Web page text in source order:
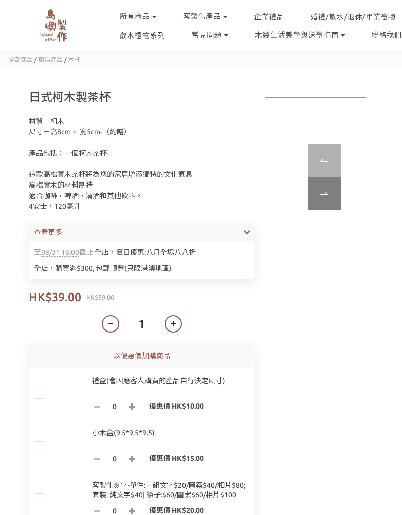
所有商品 客製化產品 企業禮品 婚禮/散水/退休/畢業禮物
散水禮物系列 常見問題 木製生活美學與送禮指南 聯絡我們
全部商品 / 廚房產品 / 木杯
日式柯木製茶杯
材質－柯木
尺寸－高8cm、 寬5cm-（約略）
產品包括：一個柯木茶杯
​這款高檔實木茶杯將為您的家居增添獨特的文化氣息
高檔實木的材料制造
適合咖啡，啤酒，清酒和其他飲料。
4安士，120毫升
至08/31 16:00截止全店，夏日優惠:八月全場八八折
全店，購買滿$300, 包郵順豐(只限港澳地區)
查看更多
HK$59.00
HK$39.00
以優惠價加購商品
禮盒(會因應客人購買的產品自行決定尺寸)
優惠價 HK$10.00
小木盒(9.5*9.5*9.5)
優惠價 HK$15.00
客製化刻字-單件:一組文字$20/圖案$40/相片$80;
套裝: 純文字$40| 筷子:$60/圖案$60/相片$100
優惠價 HK$20.00